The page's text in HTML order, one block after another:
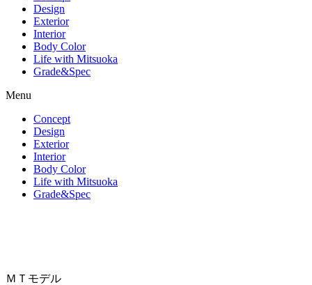
Design
Exterior
Interior
Body Color
Life with Mitsuoka
Grade&Spec
Menu
Concept
Design
Exterior
Interior
Body Color
Life with Mitsuoka
Grade&Spec
ＭＴモデル